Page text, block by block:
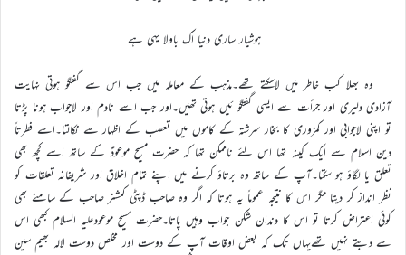
ہوشیار ساری دنیا اک باولا یہی ہے
وہ بھلا کب خاطر میں لاسکتے تھے۔مذہب کے معاملہ میں جب اس سے گفتگو ہوتی نہایت
آزادی دلیری اور جرأت سے ایسی گفتگو ئیں ہوتی تھیں۔اور جب اسے نادم اور لاجواب ہونا پڑتا
تو اپنی لاجوابی اور کمزوری کا بخار سرشتہ کے کاموں میں تعصب کے اظہار سے نکالتا۔اسے فطرتاً
دین اسلام سے ایک کینہ تھا اس لئے ناممکن تھا کہ حضرت مسیح موعودؑ کے ساتھ اسے کچھ بھی
تعلق یا لگاؤ ہو سکتا۔آپ کے ساتھ وہ برتاؤ کرنے میں اپنے تمام اخلاق اور شریفانہ تعلقات کو
نظر انداز کر دیتا مگر اس کا نتیجہ عموماً یہ ہوتا کہ اگر وہ صاحب ڈپٹی کمشنر صاحب کے سامنے بھی
کوئی اعتراض کرتا تو اس کا دندان شکن جواب وہیں پاتا۔حضرت مسیح موعودعلیہ السلام کبھی اس
سے دبتے نہیں تھےیہاں تک کہ بعض اوقات آپ کے دوست اور مخلص دوست لالہ بھیم سین